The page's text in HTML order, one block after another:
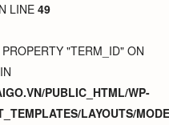
LINE 49
"TERM_ID" ON
PUBLIC_HTML/WP-
LAYOUTS/